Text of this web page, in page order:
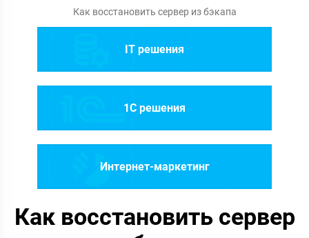
Как восстановить сервер из бэкапа
IT решения
1C решения
Интернет-маркетинг
Как восстановить сервер